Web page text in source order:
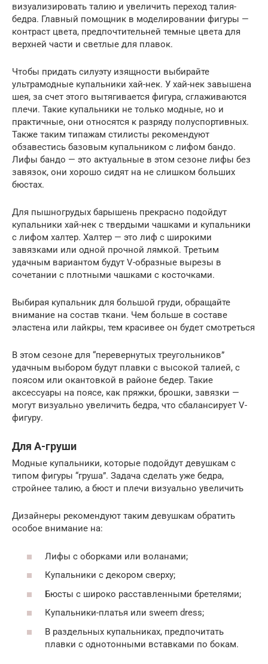
визуализировать талию и увеличить переход талия-
бедра. Главный помощник в моделировании фигуры —
контраст цвета, предпочтительней темные цвета для
верхней части и светлые для плавок.
Чтобы придать силуэту изящности выбирайте
ультрамодные купальники хай-нек. У хай-нек завышена
шея, за счет этого вытягивается фигура, сглаживаются
плечи. Такие купальники не только модные, но и
практичные, они относятся к разряду полуспортивных.
Также таким типажам стилисты рекомендуют
обзавестись базовым купальником с лифом бандо.
Лифы бандо — это актуальные в этом сезоне лифы без
завязок, они хорошо сидят на не слишком больших
бюстах.
Для пышногрудых барышень прекрасно подойдут
купальники хай-нек с твердыми чашками и купальники
с лифом халтер. Халтер — это лиф с широкими
завязками или одной прочной лямкой. Третьим
удачным вариантом будут V-образные вырезы в
сочетании с плотными чашками с косточками.
Выбирая купальник для большой груди, обращайте
внимание на состав ткани. Чем больше в составе
эластена или лайкры, тем красивее он будет смотреться
В этом сезоне для “перевернутых треугольников”
удачным выбором будут плавки с высокой талией, с
поясом или окантовкой в районе бедер. Такие
аксессуары на поясе, как пряжки, брошки, завязки —
могут визуально увеличить бедра, что сбалансирует V-
фигуру.
Для А-груши
Модные купальники, которые подойдут девушкам с
типом фигуры “груша”. Задача сделать уже бедра,
стройнее талию, а бюст и плечи визуально увеличить
Дизайнеры рекомендуют таким девушкам обратить
особое внимание на:
Лифы с оборками или воланами;
Купальники с декором сверху;
Бюсты с широко расставленными бретелями;
Купальники-платья или sweem dress;
В раздельных купальниках, предпочитать
плавки с однотонными вставками по бокам.